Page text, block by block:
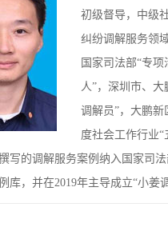
初级督导，中级
纠纷调解服务领
国家司法部“专
人”，深圳市、大
调解员”，大鹏新
度社会工作行业“
写的调解服务案例纳入国家司
库，并在2019年主导成立“小姜